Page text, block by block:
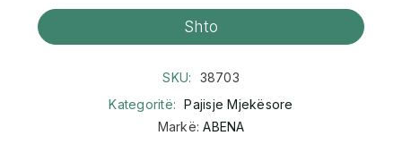
Shto
SKU:
38703
Kategoritë:
Pajisje Mjekësore
Markë:ABENA